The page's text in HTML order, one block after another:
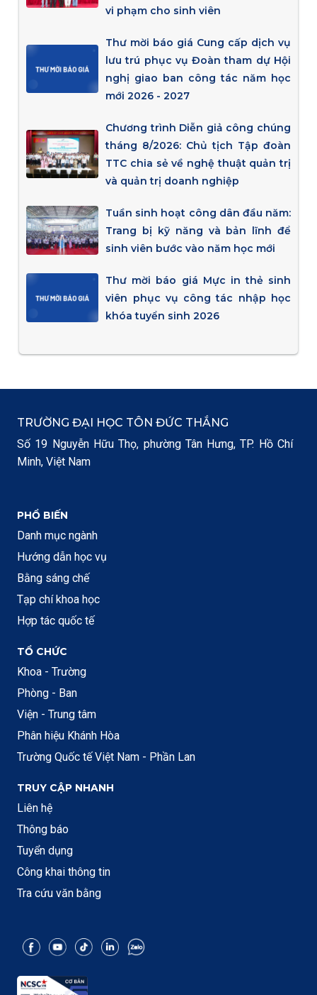
vi phạm cho sinh viên
Thư mời báo giá Cung cấp dịch vụ
lưu trú phục vụ Đoàn tham dự Hội
nghị giao ban công tác năm học
mới 2026 - 2027
Chương trình Diễn giả công chúng
tháng 8/2026: Chủ tịch Tập đoàn
TTC chia sẻ về nghệ thuật quản trị
và quản trị doanh nghiệp
Tuần sinh hoạt công dân đầu năm:
Trang bị kỹ năng và bản lĩnh để
sinh viên bước vào năm học mới
Thư mời báo giá Mực in thẻ sinh
viên phục vụ công tác nhập học
khóa tuyển sinh 2026
TRƯỜNG ĐẠI HỌC TÔN ĐỨC THẮNG
Số 19 Nguyễn Hữu Thọ, phường Tân Hưng, TP. Hồ Chí
Minh, Việt Nam
PHỔ BIẾN
Danh mục ngành
Hướng dẫn học vụ
Bằng sáng chế
Tạp chí khoa học
Hợp tác quốc tế
TỔ CHỨC
Khoa - Trường
Phòng - Ban
Viện - Trung tâm
Phân hiệu Khánh Hòa
Trường Quốc tế Việt Nam - Phần Lan
TRUY CẬP NHANH
Liên hệ
Thông báo
Tuyển dụng
Công khai thông tin
Tra cứu văn bằng